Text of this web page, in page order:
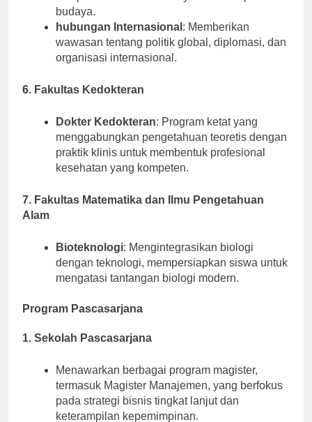
budaya.
hubungan Internasional: Memberikan
wawasan tentang politik global, diplomasi, dan
organisasi internasional.
6. Fakultas Kedokteran
Dokter Kedokteran: Program ketat yang
menggabungkan pengetahuan teoretis dengan
praktik klinis untuk membentuk profesional
kesehatan yang kompeten.
7. Fakultas Matematika dan Ilmu Pengetahuan
Alam
Bioteknologi: Mengintegrasikan biologi
dengan teknologi, mempersiapkan siswa untuk
mengatasi tantangan biologi modern.
Program Pascasarjana
1. Sekolah Pascasarjana
Menawarkan berbagai program magister,
termasuk Magister Manajemen, yang berfokus
pada strategi bisnis tingkat lanjut dan
keterampilan kepemimpinan.